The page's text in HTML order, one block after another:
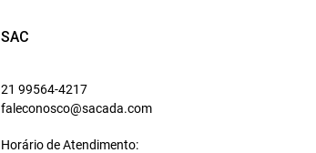
SAC
21 99564-4217
faleconosco@sacada.com
Horário de Atendimento: